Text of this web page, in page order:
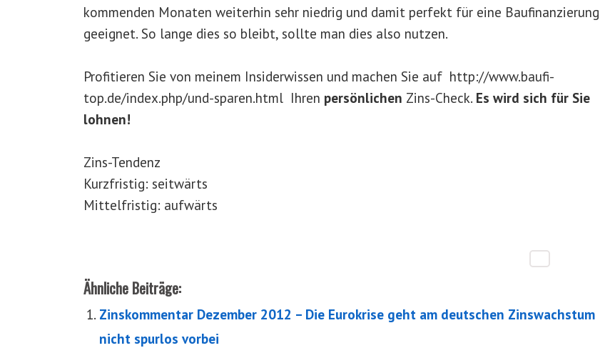
kommenden Monaten weiterhin sehr niedrig und damit perfekt für eine Baufinanzierung
geeignet. So lange dies so bleibt, sollte man dies also nutzen.
Profitieren Sie von meinem Insiderwissen und machen Sie auf http://www.baufi-
top.de/index.php/und-sparen.html Ihren persönlichen Zins-Check. Es wird sich für Sie
lohnen!
Zins-Tendenz
Kurzfristig: seitwärts
Mittelfristig: aufwärts
Ähnliche Beiträge:
Zinskommentar Dezember 2012 – Die Eurokrise geht am deutschen Zinswachstum
nicht spurlos vorbei